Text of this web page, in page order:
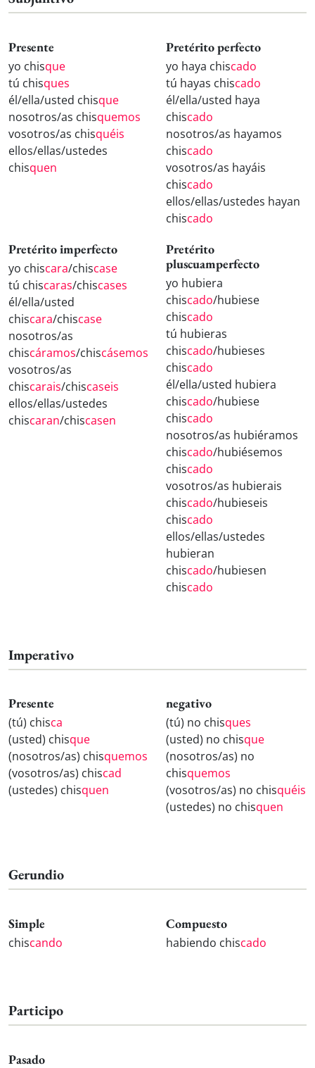
Presente
yo chisque
tú chisques
él/ella/usted chisque
nosotros/as chisquemos
vosotros/as chisquéis
ellos/ellas/ustedes
chisquen
Pretérito perfecto
yo haya chiscado
tú hayas chiscado
él/ella/usted haya
chiscado
nosotros/as hayamos
chiscado
vosotros/as hayáis
chiscado
ellos/ellas/ustedes hayan
chiscado
Pretérito imperfecto
yo chiscara/chiscase
tú chiscaras/chiscases
él/ella/usted
chiscara/chiscase
nosotros/as
chiscáramos/chiscásemos
vosotros/as
chiscarais/chiscaseis
ellos/ellas/ustedes
chiscaran/chiscasen
Pretérito
pluscuamperfecto
yo hubiera
chiscado/hubiese
chiscado
tú hubieras
chiscado/hubieses
chiscado
él/ella/usted hubiera
chiscado/hubiese
chiscado
nosotros/as hubiéramos
chiscado/hubiésemos
chiscado
vosotros/as hubierais
chiscado/hubieseis
chiscado
ellos/ellas/ustedes
hubieran
chiscado/hubiesen
chiscado
Imperativo
Presente
(tú) chisca
(usted) chisque
(nosotros/as) chisquemos
(vosotros/as) chiscad
(ustedes) chisquen
negativo
(tú) no chisques
(usted) no chisque
(nosotros/as) no
chisquemos
(vosotros/as) no chisquéis
(ustedes) no chisquen
Gerundio
Simple
chiscando
Compuesto
habiendo chiscado
Participo
Pasado